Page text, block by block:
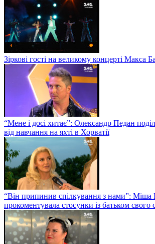
Зіркові гості на великому концерті Макса
“Мене і досі хитає”: Олександр Педан
від навчання на яхті в Хорватії
“Він припинив спілкування з нами”: Міша
прокоментувала стосунки із батьком свого